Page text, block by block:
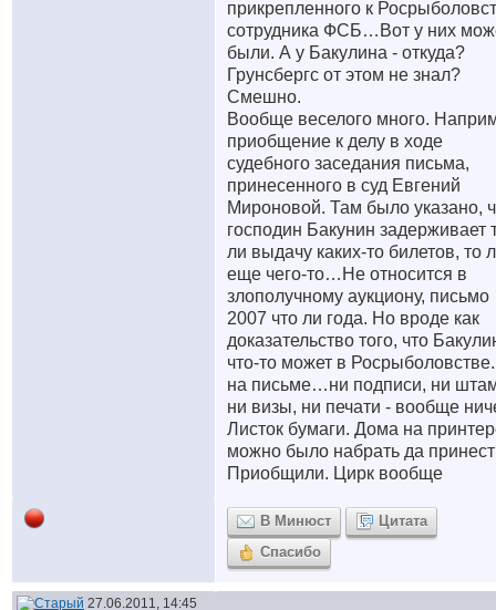
прикрепленного к
сотрудника ФСБ…Вот у них
были. А у Бакулина - откуда?
Грунсбергс от этом не знал?
Смешно.
Вообще веселого много.
приобщение к делу в ходе
судебного заседания письма,
принесенного в суд Евгений
Мироновой. Там было указано,
господин Бакунин задерживает
ли выдачу каких-то билетов, то
еще чего-то…Не относится в
злополучному аукциону, письмо
2007 что ли года. Но вроде как
доказательство того, что
что-то может в
на письме…ни подписи, ни
ни визы, ни печати - вообще
Листок бумаги. Дома на
можно было набрать да
Приобщили. Цирк вообще
В Минюст
Цитата
Спасибо
27.06.2011, 14:45